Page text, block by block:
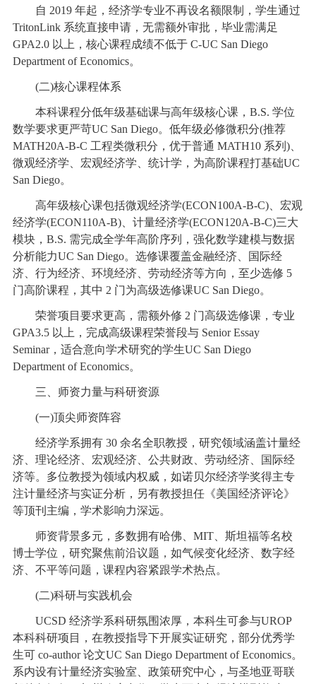
自 2019 年起，经济学专业不再设名额限制，学生通过
TritonLink 系统直接申请，无需额外审批，毕业需满足
GPA2.0 以上，核心课程成绩不低于 C-UC San Diego
Department of Economics。
(二)核心课程体系
本科课程分低年级基础课与高年级核心课，B.S. 学位
数学要求更严苛UC San Diego。低年级必修微积分(推荐
MATH20A-B-C 工程类微积分，优于普通 MATH10 系列)、
微观经济学、宏观经济学、统计学，为高阶课程打基础UC
San Diego。
高年级核心课包括微观经济学(ECON100A-B-C)、宏观
经济学(ECON110A-B)、计量经济学(ECON120A-B-C)三大
模块，B.S. 需完成全学年高阶序列，强化数学建模与数据
分析能力UC San Diego。选修课覆盖金融经济、国际经
济、行为经济、环境经济、劳动经济等方向，至少选修 5
门高阶课程，其中 2 门为高级选修课UC San Diego。
荣誉项目要求更高，需额外修 2 门高级选修课，专业
GPA3.5 以上，完成高级课程荣誉段与 Senior Essay
Seminar，适合意向学术研究的学生UC San Diego
Department of Economics。
三、师资力量与科研资源
(一)顶尖师资阵容
经济学系拥有 30 余名全职教授，研究领域涵盖计量经
济、理论经济、宏观经济、公共财政、劳动经济、国际经
济等。多位教授为领域内权威，如诺贝尔经济学奖得主专
注计量经济与实证分析，另有教授担任《美国经济评论》
等顶刊主编，学术影响力深远。
师资背景多元，多数拥有哈佛、MIT、斯坦福等名校
博士学位，研究聚焦前沿议题，如气候变化经济、数字经
济、不平等问题，课程内容紧跟学术热点。
(二)科研与实践机会
UCSD 经济学系科研氛围浓厚，本科生可参与UROP
本科科研项目，在教授指导下开展实证研究，部分优秀学
生可 co-author 论文UC San Diego Department of Economics。
系内设有计量经济实验室、政策研究中心，与圣地亚哥联